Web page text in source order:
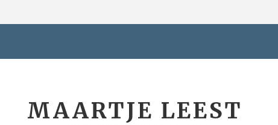
MAARTJE LEEST